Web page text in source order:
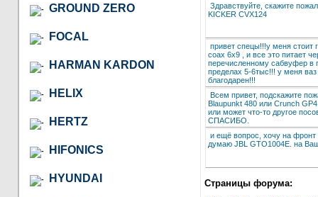
GROUND ZERO
FOCAL
HARMAN KARDON
HELIX
HERTZ
HIFONICS
HYUNDAI
Здравствуйте, скажите
KICKER CVX124
привет спецы!!!у меня стоит
coax 6x9 , и все это питает
перечисленному сабвуфер в
пределах 5-6тыс!!! у меня
благодарен!!!
Всем привет, подскажите
Blaupunkt 480 или Crunch
или может что-то другое
СПАСИБО.
и ещё вопрос, хочу на фронт
думаю JBL GTO1004E. на
Страницы форума: